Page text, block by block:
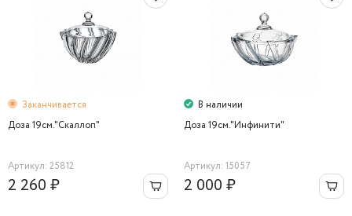
Заканчивается
Доза 19cм."Скаллоп"
Артикул: 25812
2 260 ₽
В наличии
Доза 19см."Инфинити"
Артикул: 15057
2 000 ₽